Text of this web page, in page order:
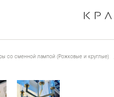
со сменной лампой (Рожковые и круглые)
←